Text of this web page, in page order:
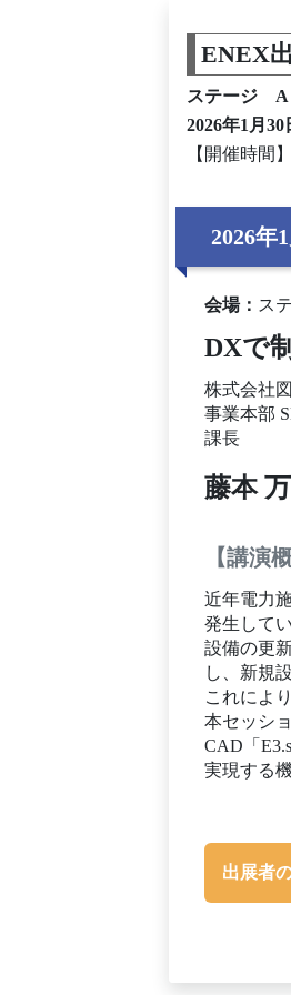
ENEX
ステージ A
2026年1月30
【開催時間
2026年
会場： ス
DXで
株式会社
事業本部
課長
藤本
【講演
近年電力
発生して
設備の更
し、新規
これによ
本セッシ
CAD「
実現する
出展者